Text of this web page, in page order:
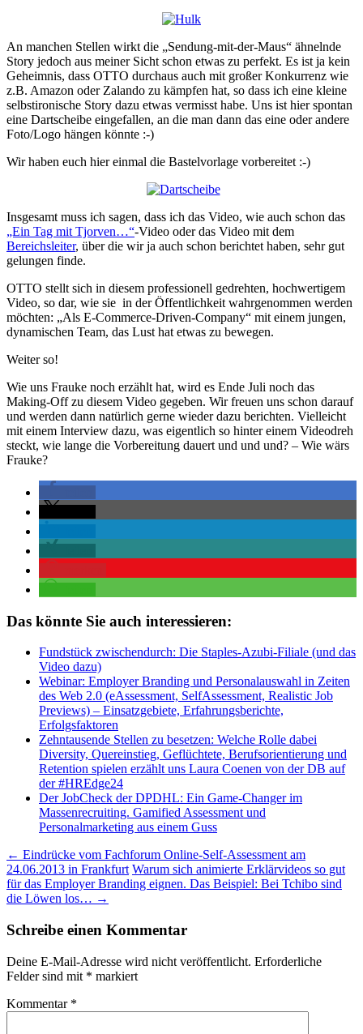
An manchen Stellen wirkt die „Sendung-mit-der-Maus“ ähnelnde
Story jedoch aus meiner Sicht schon etwas zu perfekt. Es ist ja kein
Geheimnis, dass OTTO durchaus auch mit großer Konkurrenz wie
z.B. Amazon oder Zalando zu kämpfen hat, so dass ich eine kleine
selbstironische Story dazu etwas vermisst habe. Uns ist hier spontan
eine Dartscheibe eingefallen, an die man dann das eine oder andere
Foto/Logo hängen könnte :-)
Wir haben euch hier einmal die Bastelvorlage vorbereitet :-)
Insgesamt muss ich sagen, dass ich das Video, wie auch schon das
„Ein Tag mit Tjorven…“-Video oder das Video mit dem
Bereichsleiter, über die wir ja auch schon berichtet haben, sehr gut
gelungen finde.
OTTO stellt sich in diesem professionell gedrehten, hochwertigem
Video, so dar, wie sie in der Öffentlichkeit wahrgenommen werden
möchten: „Als E-Commerce-Driven-Company“ mit einem jungen,
dynamischen Team, das Lust hat etwas zu bewegen.
Weiter so!
Wie uns Frauke noch erzählt hat, wird es Ende Juli noch das
Making-Off zu diesem Video gegeben. Wir freuen uns schon darauf
und werden dann natürlich gerne wieder dazu berichten. Vielleicht
mit einem Interview dazu, was eigentlich so hinter einem Videodreh
steckt, wie lange die Vorbereitung dauert und und und? – Wie wärs
Frauke?
Das könnte Sie auch interessieren:
Fundstück zwischendurch: Die Staples-Azubi-Filiale (und das
Video dazu)
Webinar: Employer Branding und Personalauswahl in Zeiten
des Web 2.0 (eAssessment, SelfAssessment, Realistic Job
Previews) – Einsatzgebiete, Erfahrungsberichte,
Erfolgsfaktoren
Zehntausende Stellen zu besetzen: Welche Rolle dabei
Diversity, Quereinstieg, Geflüchtete, Berufsorientierung und
Retention spielen erzählt uns Laura Coenen von der DB auf
der #HREdge24
Der JobCheck der DPDHL: Ein Game-Changer im
Massenrecruiting. Gamified Assessment und
Personalmarketing aus einem Guss
Beitragsnavigation
← Eindrücke vom Fachforum Online-Self-Assessment am
24.06.2013 in Frankfurt Warum sich animierte Erklärvideos so gut
für das Employer Branding eignen. Das Beispiel: Bei Tchibo sind
die Löwen los… →
Schreibe einen Kommentar
Deine E-Mail-Adresse wird nicht veröffentlicht. Erforderliche
Felder sind mit * markiert
Kommentar *